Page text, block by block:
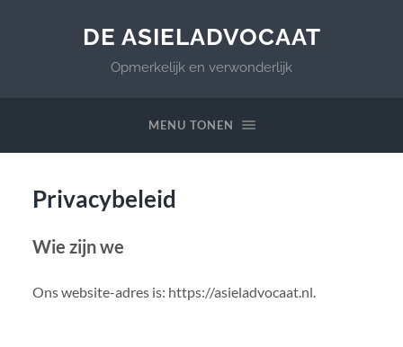
DE ASIELADVOCAAT
Opmerkelijk en verwonderlijk
MENU TONEN
Privacybeleid
Wie zijn we
Ons website-adres is: https://asieladvocaat.nl.